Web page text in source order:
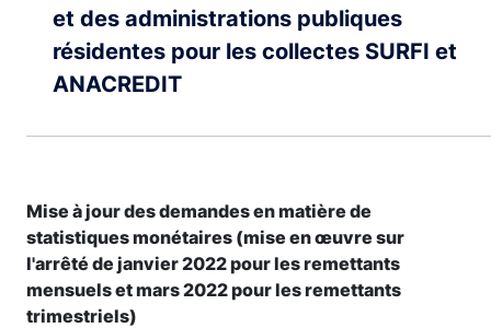
et des administrations publiques
résidentes pour les collectes SURFI et
ANACREDIT
Mise à jour des demandes en matière de
statistiques monétaires (mise en œuvre sur
l'arrêté de janvier 2022 pour les remettants
mensuels et mars 2022 pour les remettants
trimestriels)